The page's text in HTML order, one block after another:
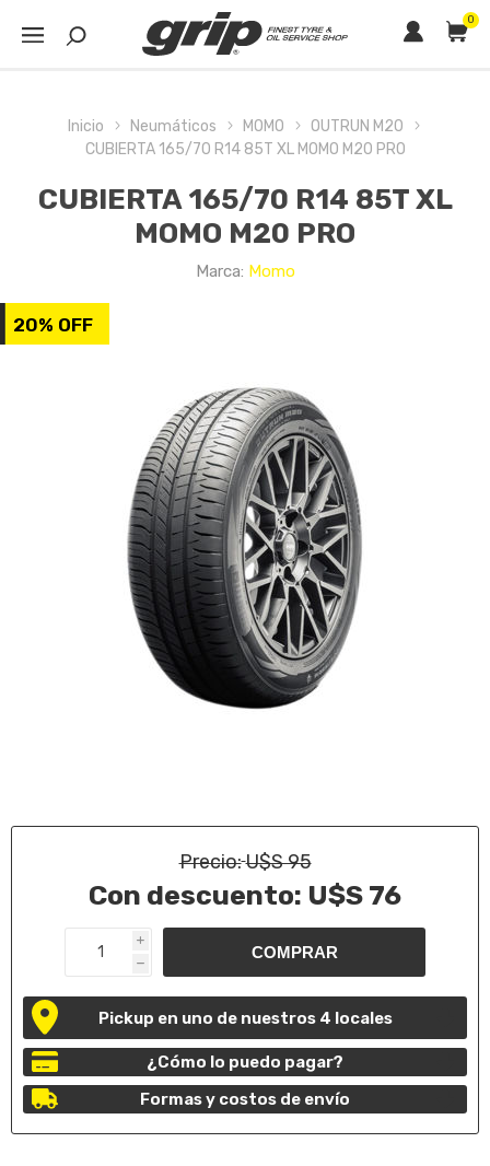
0
Inicio Neumáticos MOMO
OUTRUN M20
CUBIERTA 165/70 R14 85T XL MOMO M20 PRO
CUBIERTA 165/70 R14 85T XL
MOMO M20 PRO
Marca: Momo
20% OFF
Precio:U$S 95
Con descuento: U$S 76
i
h
Pickup en uno de nuestros 4 locales
¿Cómo lo puedo pagar?
Formas y costos de envío